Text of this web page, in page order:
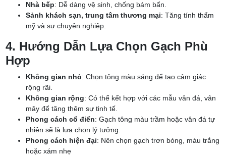
Nhà bếp: Dễ dàng vệ sinh, chống bám bẩn.
Sảnh khách sạn, trung tâm thương mại: Tăng tính thẩm
mỹ và sự chuyên nghiệp.
4. Hướng Dẫn Lựa Chọn Gạch Phù
Hợp
Không gian nhỏ: Chọn tông màu sáng để tạo cảm giác
rộng rãi.
Không gian rộng: Có thể kết hợp với các mẫu vân đá, vân
mây để tăng thêm sự tinh tế.
Phong cách cổ điển: Gạch tông màu trầm hoặc vân đá tự
nhiên sẽ là lựa chọn lý tưởng.
Phong cách hiện đại: Nên chọn gạch trơn bóng, màu trắng
hoặc xám nhẹ